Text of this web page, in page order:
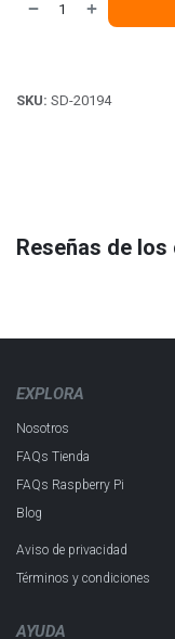
SKU: SD-20194
Reseñas de los
EXPLORA
Nosotros
FAQs Tienda
FAQs Raspberry Pi
Blog
Aviso de privacidad
Términos y condiciones
AYUDA